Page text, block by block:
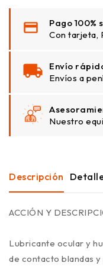
Pago
Con tarjeta,
Envío
Envíos a
Nuestro
Descripción
ACCIÓN Y
Lubricante ocular y
de contacto blandas